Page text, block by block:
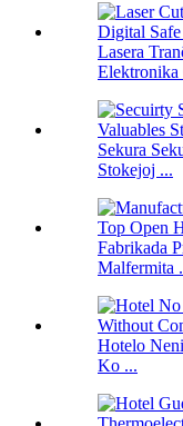
Lasera
Elektronika
Sekura
Stokejoj ...
Fabrikada
Malfermita
Hotelo
Ko ...